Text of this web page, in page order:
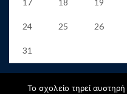
17 18 19
24 25 26
31
« JunΤο σχολείο τηρεί